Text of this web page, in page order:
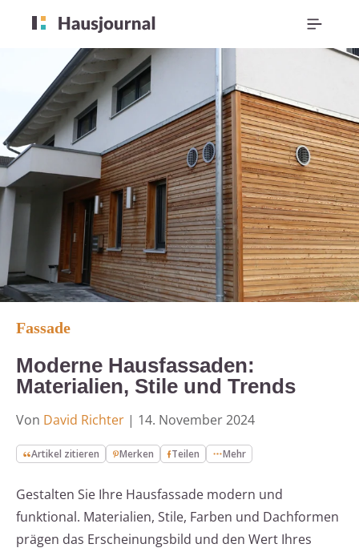
Fassade
Moderne Hausfassaden:
Materialien, Stile und Trends
Von David Richter | 14. November 2024
Artikel zitieren Merken Teilen Mehr
Gestalten Sie Ihre Hausfassade modern und
funktional. Materialien, Stile, Farben und Dachformen
prägen das Erscheinungsbild und den Wert Ihres